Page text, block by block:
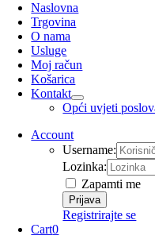
Naslovna
Trgovina
O nama
Usluge
Moj račun
Košarica
Kontakt
Opći uvjeti
Account
Username:
Lozinka:
Zapamti me
Registrirajte se
Cart0